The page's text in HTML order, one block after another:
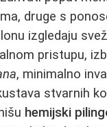
druge s
izgledaju
pristupu,
, minimalno
stvarnih
hemijski